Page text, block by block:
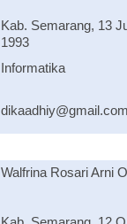
Kab. Semarang, 13
1993
Informatika
Walfrina Rosari Arni